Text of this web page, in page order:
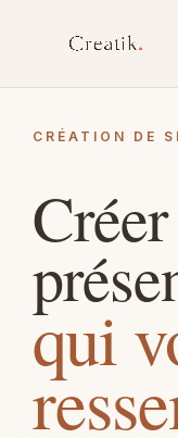
CRÉATION DE
qui